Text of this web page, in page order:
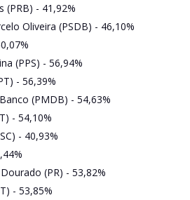
(PRB) - 41,92%
Oliveira (PSDB) - 46,10%
(PPS) - 56,94%
- 56,39%
(PMDB) - 54,63%
- 54,10%
- 40,93%
(PR) - 53,82%
- 53,85%